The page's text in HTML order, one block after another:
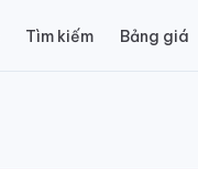
Tìm kiếm Bảng giá